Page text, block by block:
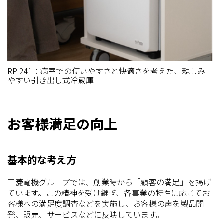
RP-241：病室での使いやすさと快適さを考えた、親しみ
やすい引き出し式冷蔵庫
お客様満足の向上
基本的な考え方
三菱電機グループでは、創業時から「顧客の満足」を掲げ
ています。この精神を受け継ぎ、各事業の特性に応じてお
客様への満足度調査などを実施し、お客様の声を製品開
発、販売、サービスなどに反映しています。